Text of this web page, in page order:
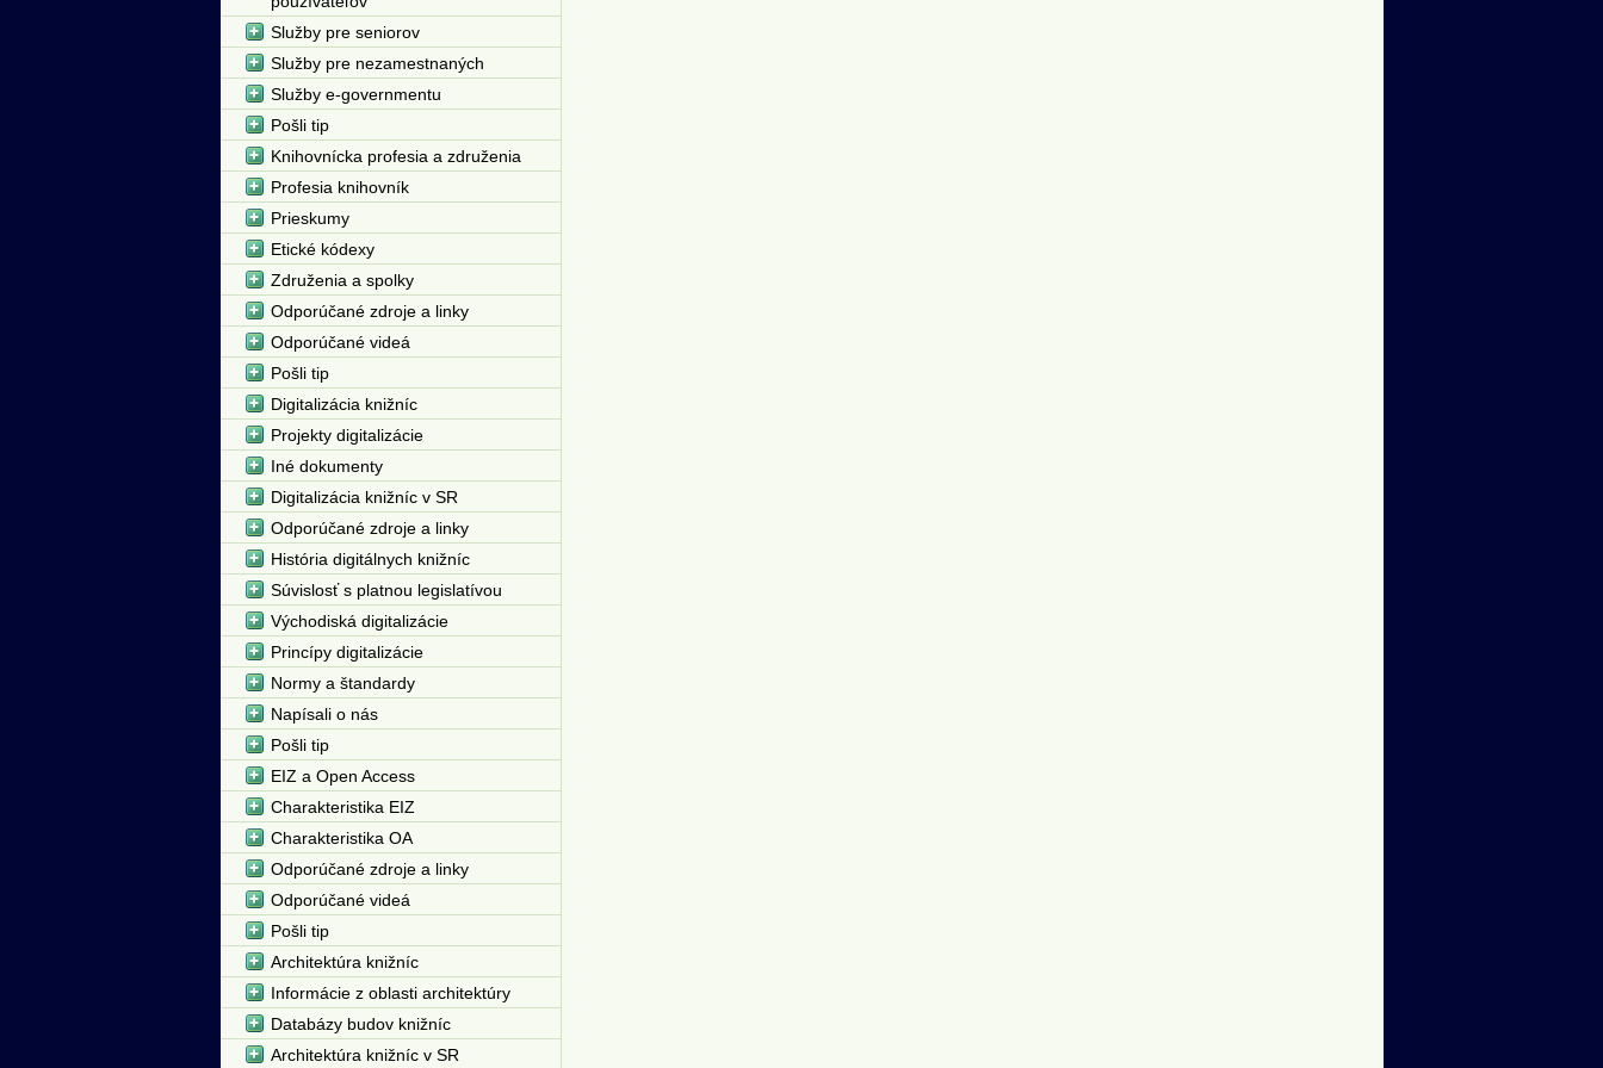
Služby pre seniorov
Služby pre nezamestnaných
Služby e-governmentu
Pošli tip
Knihovnícka profesia a združenia
Profesia knihovník
Prieskumy
Etické kódexy
Združenia a spolky
Odporúčané zdroje a linky
Odporúčané videá
Pošli tip
Digitalizácia knižníc
Projekty digitalizácie
Iné dokumenty
Digitalizácia knižníc v SR
Odporúčané zdroje a linky
História digitálnych knižníc
Súvislosť s platnou legislatívou
Východiská digitalizácie
Princípy digitalizácie
Normy a štandardy
Napísali o nás
Pošli tip
EIZ a Open Access
Charakteristika EIZ
Charakteristika OA
Odporúčané zdroje a linky
Odporúčané videá
Pošli tip
Architektúra knižníc
Informácie z oblasti architektúry
Databázy budov knižníc
Architektúra knižníc v SR